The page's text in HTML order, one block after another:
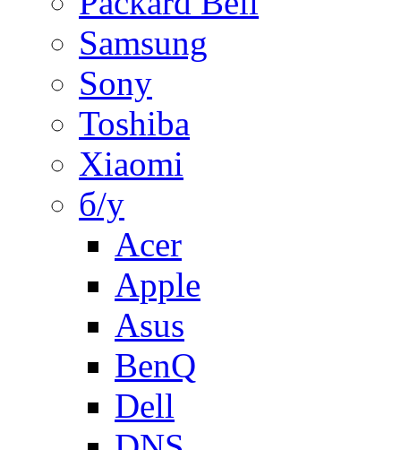
Samsung
Sony
Toshiba
Xiaomi
б/у
Acer
Apple
Asus
BenQ
Dell